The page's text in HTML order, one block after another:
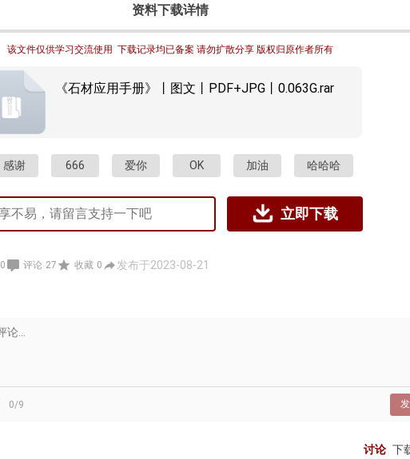
资料下载详情
该文件仅供学习交流使用  下载记录均已备案 请勿扩散分享 版权归原作者所有
《石材应用手册》丨图文丨PDF+JPG丨0.063G.rar
感谢 666 爱你 OK 加油 哈哈哈
立即下载
0 评论 27 收藏 0 发布于2023-08-21
0/9
讨论 下